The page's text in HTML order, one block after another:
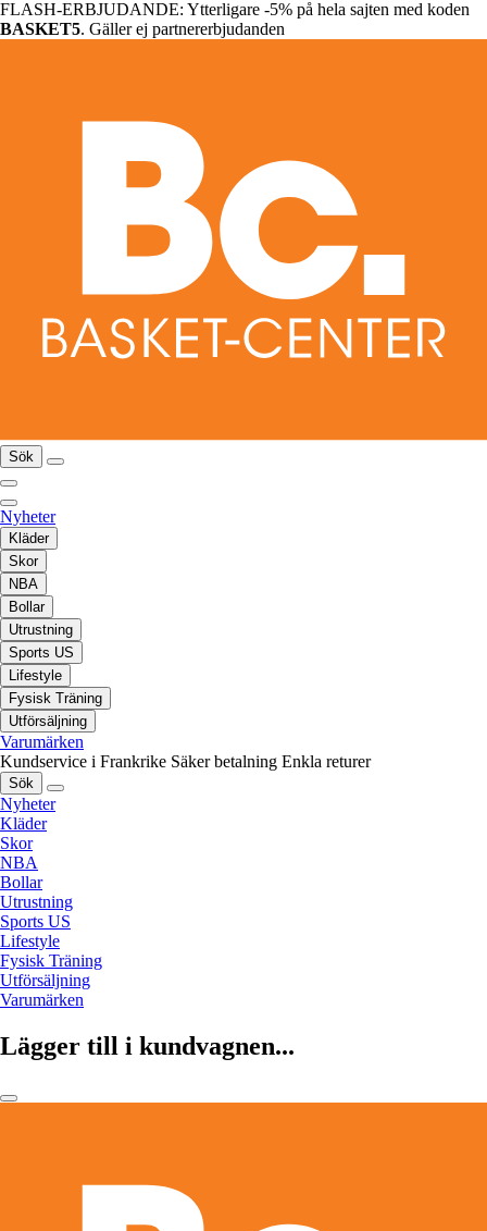
FLASH-ERBJUDANDE: Ytterligare -5% på hela sajten med koden
BASKET5. Gäller ej partnererbjudanden
Sök
Nyheter
Kläder
Skor
NBA
Bollar
Utrustning
Sports US
Lifestyle
Fysisk Träning
Utförsäljning
Varumärken
Kundservice i Frankrike Säker betalning Enkla returer
Sök
Nyheter
Kläder
Skor
NBA
Bollar
Utrustning
Sports US
Lifestyle
Fysisk Träning
Utförsäljning
Varumärken
Lägger till i kundvagnen...